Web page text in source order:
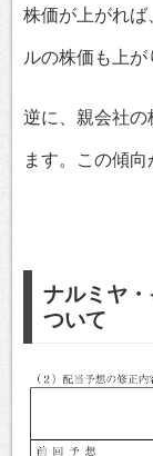
株価が上がれば
ルの株価も上が
逆に、親会社の
ます。この傾向
ナルミヤ
ついて